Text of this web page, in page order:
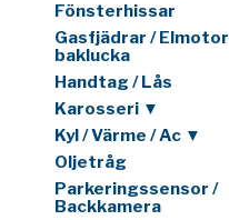
Fönsterhissar
Gasfjädrar / Elmotor
baklucka
Handtag / Lås
Karosseri ▼
Kyl / Värme / Ac ▼
Oljetråg
Parkeringssensor /
Backkamera